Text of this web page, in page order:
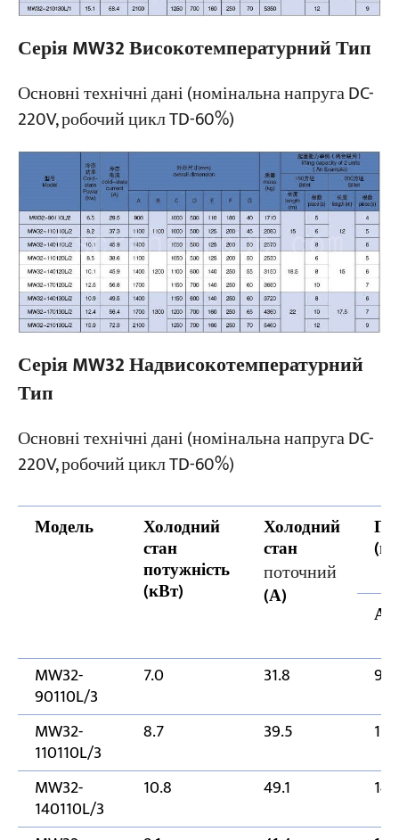
Серія MW32 Високотемпературний Тип
Основні технічні дані (номінальна напруга DC-
220V, робочий цикл TD-60%)
Серія MW32 Надвисокотемпературний
Тип
Основні технічні дані (номінальна напруга DC-
220V, робочий цикл TD-60%)
Модель Холодний
стан
потужність
(кВт)
Холодний
стан
поточний
(А)
А
MW32-
90110L/3
7.0 31.8
MW32-
110110L/3
8.7 39.5
MW32-
140110L/3
10.8 49.1